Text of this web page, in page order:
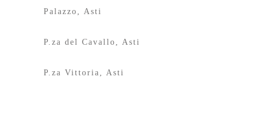
Palazzo, Asti
P.za del Cavallo, Asti
P.za Vittoria, Asti